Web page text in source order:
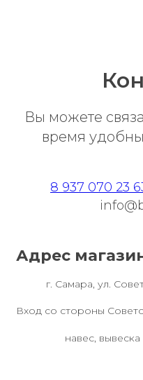
Вы можете
время
8 937 070 23
Адрес
г. Самара, ул.
Вход со стороны
навес, вывеска